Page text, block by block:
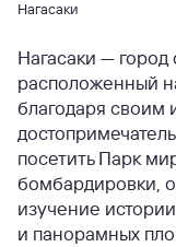
Нагасаки
Нагасаки — город
расположенный
благодаря своим
посетить Парк
бомбардировки,
изучение
и панорамных